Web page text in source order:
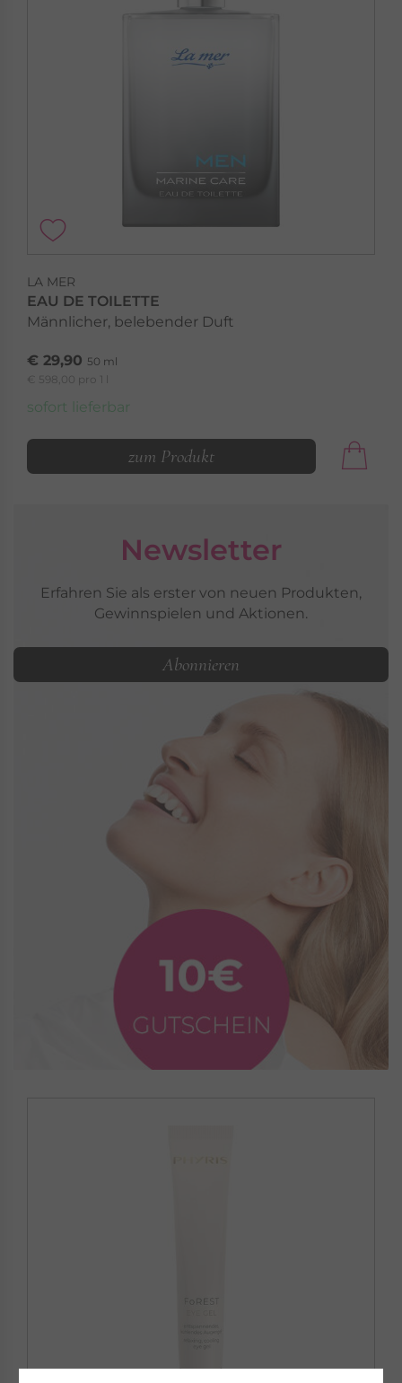
LA MER
EAU DE TOILETTE
Männlicher, belebender Duft
€ 29,90 50 ml
€ 598,00 pro 1 l
sofort lieferbar
zum Produkt
Newsletter
Erfahren Sie als erster von neuen Produkten,
Gewinnspielen und Aktionen.
Abonnieren